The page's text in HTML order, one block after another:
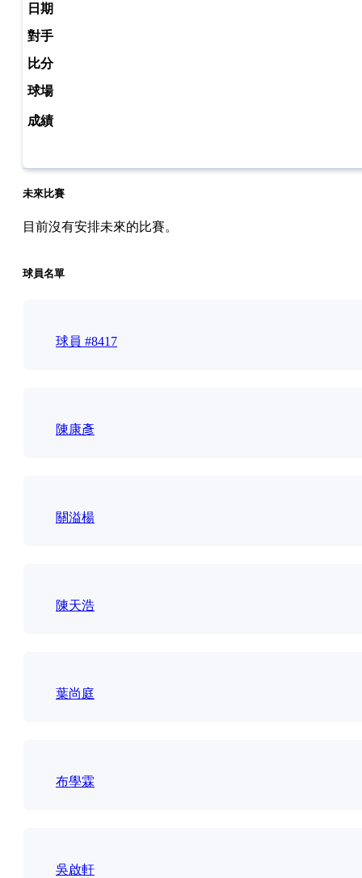
未來比賽
目前沒有安排未來的比賽。
球員名單
球員 #8417
陳康彥
關溢楊
陳天浩
葉尚庭
布學霖
吳啟軒